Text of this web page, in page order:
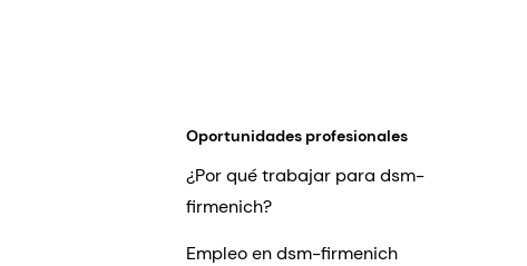
Oportunidades profesionales
¿Por qué trabajar para dsm-
firmenich?
Empleo en dsm-firmenich